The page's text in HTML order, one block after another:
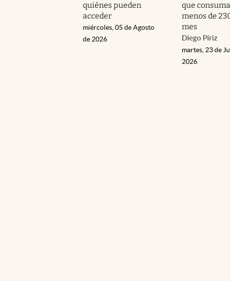
quiénes pueden
acceder
miércoles, 05 de Agosto
de 2026
que
menos de
mes
Diego Píriz
martes, 23 de
2026